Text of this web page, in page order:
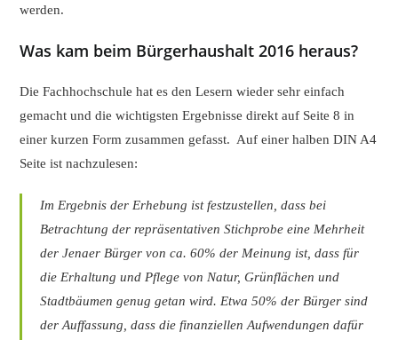
werden.
Was kam beim Bürgerhaushalt 2016 heraus?
Die Fachhochschule hat es den Lesern wieder sehr einfach
gemacht und die wichtigsten Ergebnisse direkt auf Seite 8 in
einer kurzen Form zusammen gefasst. Auf einer halben DIN A4
Seite ist nachzulesen:
Im Ergebnis der Erhebung ist festzustellen, dass bei
Betrachtung der repräsentativen Stichprobeeine Mehrheit
der Jenaer Bürger von ca. 60% der Meinung ist, dass für
die Erhaltung und Pflege von Natur, Grünflächen und
Stadtbäumen genug getan wird. Etwa 50% der Bürger sind
der Auffassung, dass die finanziellen Aufwendungen dafür